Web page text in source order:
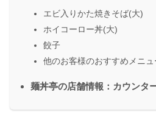
エビ入りかた焼きそば(大)
ホイコーロー丼(大)
餃子
他のお客様のおすすめメニ
麺丼亭の店舗情報：カウンタ